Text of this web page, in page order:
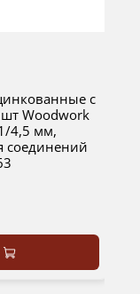
с
Woodwork
4,5 мм,
соединений